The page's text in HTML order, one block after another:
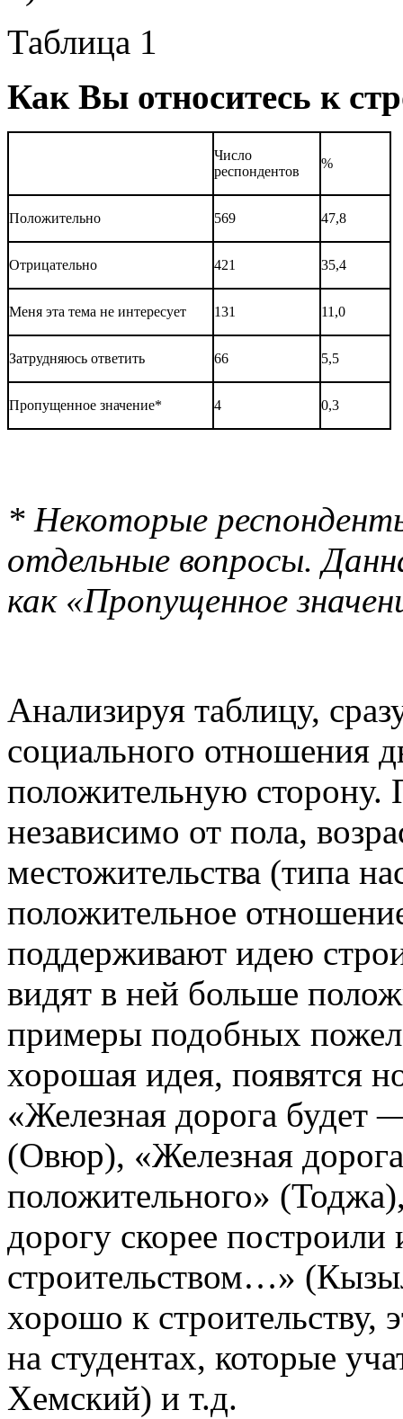
Таблица 1
Как Вы относитесь к
Число
респондентов
%
Положительно 569 47,8
Отрицательно 421 35,4
Меня эта тема не интересует 131 11,0
Затрудняюсь ответить 66 5,5
Пропущенное значение* 4 0,3
* Некоторые
отдельные вопросы.
как «Пропущенное
Анализируя таблицу,
социального отношения
положительную сторону.
независимо от пола,
местожительства (типа
положительное
поддерживают идею
видят в ней больше
примеры подобных
хорошая идея, появятся
«Железная дорога будет
(Овюр), «Железная
положительного»
дорогу скорее
строительством…»
хорошо к строительству,
на студентах, которые
Хемский) и т.д.